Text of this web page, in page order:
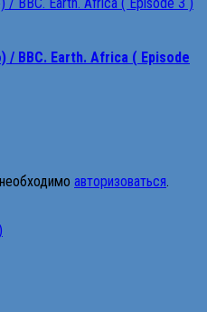
/ BBC. Earth. Africa ( Episode
авторизоваться.